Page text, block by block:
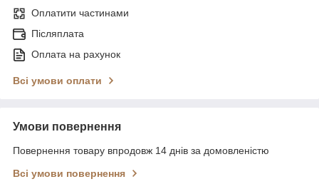
Оплатити частинами
Післяплата
Оплата на рахунок
Всі умови оплати
Умови повернення
Повернення товару впродовж 14 днів за домовленістю
Всі умови повернення